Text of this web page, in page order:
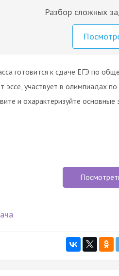
Разбор сложных
готовится к сдаче ЕГЭ по
эссе, участвует в олимпиадах
и охарактеризуйте